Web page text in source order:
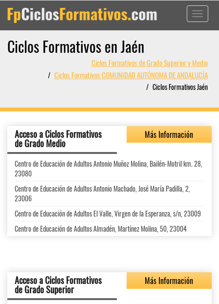
Toggle
Ciclos Formativos en Jaén
Ciclos Formativos de Grado Superior y Medio
Ciclos Formativos COMUNIDAD AUTÓNOMA DE ANDALUCÍA
Ciclos Formativos Jaén
Acceso a Ciclos Formativos
de Grado Medio
Más Información
Centro de Educación de Adultos Antonio Muñoz Molina, Bailén-Motril km. 28,
23080
Centro de Educación de Adultos Antonio Machado, José María Padilla, 2,
23006
Centro de Educación de Adultos El Valle, Virgen de la Esperanza, s/n, 23009
Centro de Educación de Adultos Almadén, Martínez Molina, 50, 23004
Acceso a Ciclos Formativos
de Grado Superior
Más Información